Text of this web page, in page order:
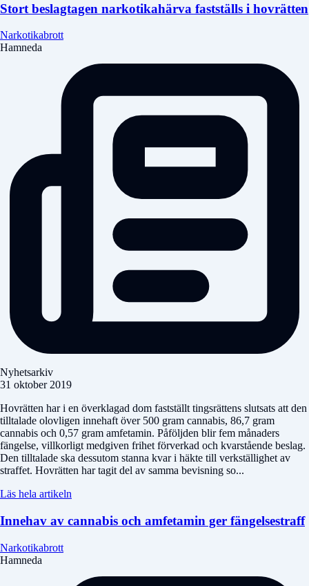
Stort beslagtagen narkotikahärva fastställs i hovrätten
Narkotikabrott
Hamneda
Nyhetsarkiv
31 oktober 2019
Hovrätten har i en överklagad dom fastställt tingsrättens slutsats att den
tilltalade olovligen innehaft över 500 gram cannabis, 86,7 gram
cannabis och 0,57 gram amfetamin. Påföljden blir fem månaders
fängelse, villkorligt medgiven frihet förverkad och kvarstående beslag.
Den tilltalade ska dessutom stanna kvar i häkte till verkställighet av
straffet. Hovrätten har tagit del av samma bevisning so...
Läs hela artikeln
Innehav av cannabis och amfetamin ger fängelsestraff
Narkotikabrott
Hamneda